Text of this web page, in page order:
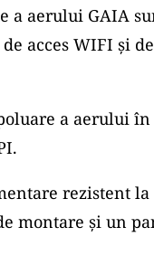
a aerului GAIA
acces WIFI și
a aerului
rezistent la
montare și un